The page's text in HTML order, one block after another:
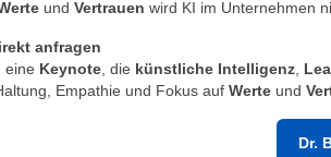
und Vertrauen wird KI im Unternehmen
anfragen
eine Keynote , die künstliche Intelligenz
Empathie und Fokus auf Werte und
Dr.